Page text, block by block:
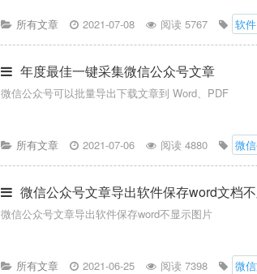
所有文章 2021-07-08 阅读 5767 软件
年度最佳一键采集微信公众号文章
微信公众号可以批量导出下载文章到 Word、PDF
所有文章 2021-07-06 阅读 4880 微
微信公众号文章导出软件保存word文档
微信公众号文章导出软件保存word不显示图片
所有文章 2021-06-25 阅读 7398 微